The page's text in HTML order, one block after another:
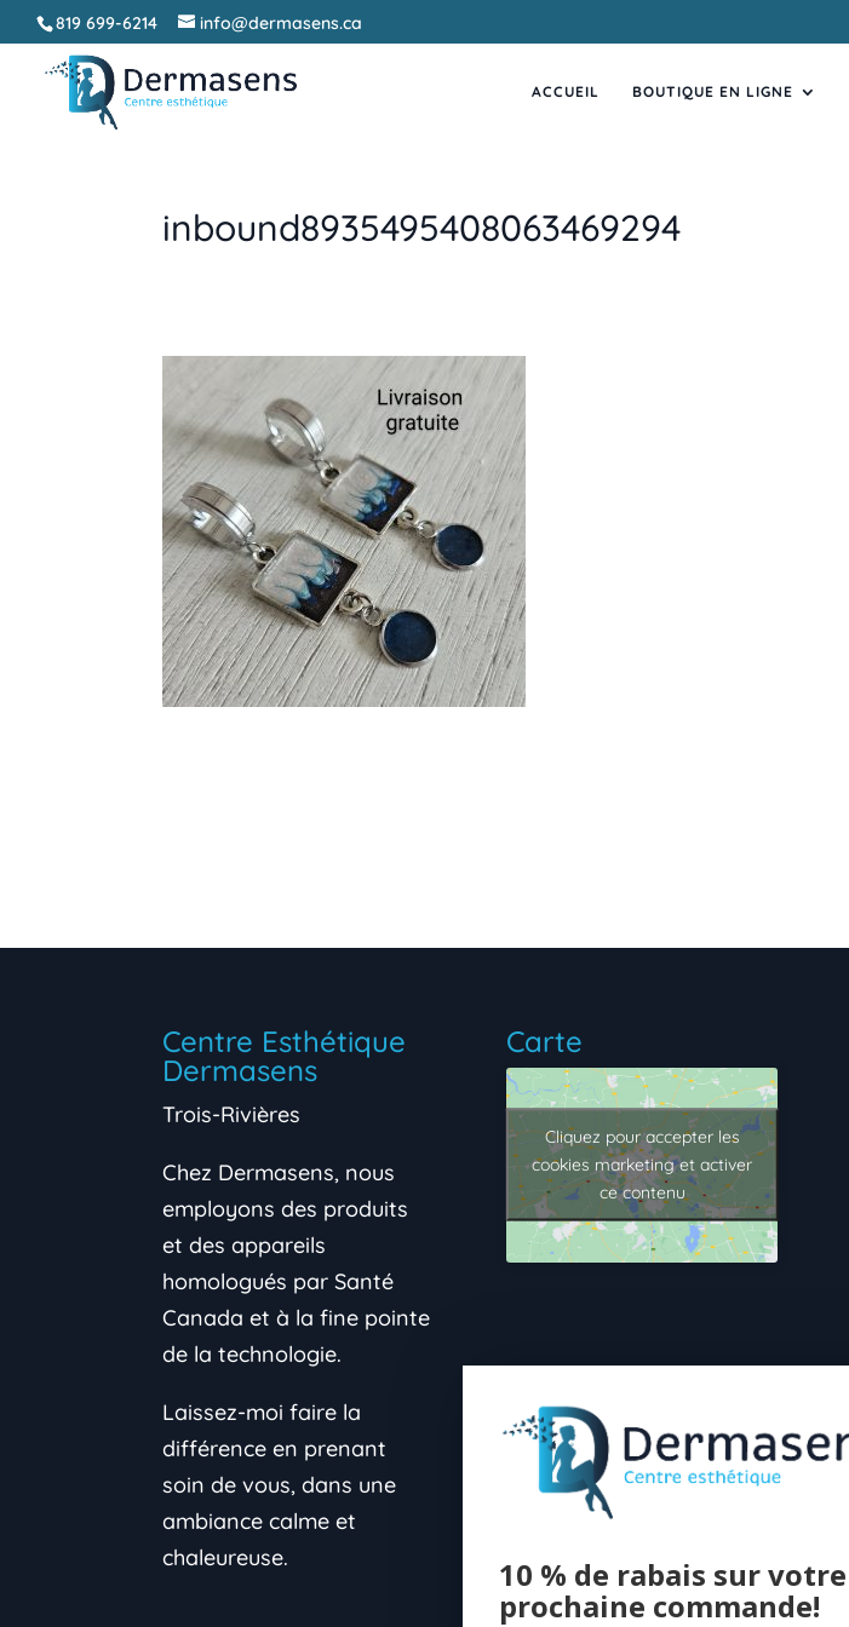
819 699-6214 info@dermasens.ca
ACCUEIL BOUTIQUE EN LIGNE
inbound8935495408063469294
Centre Esthétique
Dermasens
Trois-Rivières
Chez Dermasens, nous
employons des produits
et des appareils
homologués par Santé
Canada et à la fine pointe
de la technologie.
Laissez-moi faire la
différence en prenant
soin de vous, dans une
ambiance calme et
chaleureuse.
Carte
Cliquez pour accepter les
cookies marketing et activer
ce contenu
10 % de rabais sur votre
prochaine commande!